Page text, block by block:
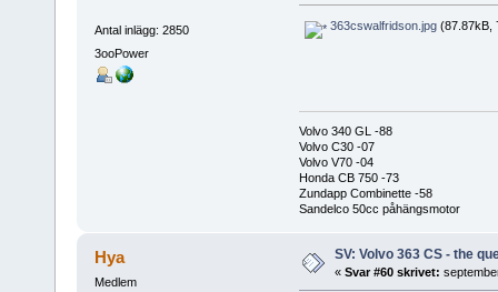
Antal inlägg: 2850
3ooPower
363cswalfridson.jpg(87.87kB,
Volvo 340 GL -88
Volvo C30 -07
Volvo V70 -04
Honda CB 750 -73
Zundapp Combinette -58
Sandelco 50cc påhängsmotor
Hya
Medlem
SV: Volvo 363 CS - the
« Svar #60 skrivet: